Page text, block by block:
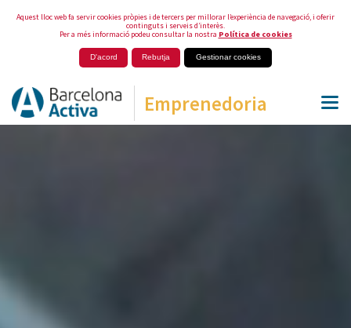
Aquest lloc web fa servir cookies pròpies i de tercers per millorar l’experiència de navegació, i oferir
continguts i serveis d’interès.
Per a més informació podeu consultar la nostra Política de cookies
D'acord Rebutja Gestionar cookies
Emprenedoria